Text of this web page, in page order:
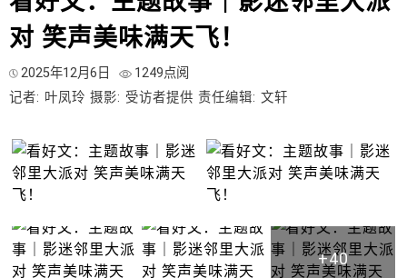
对 笑声美味满天飞！
2025年12月6日
1249点阅
记者: 叶凤玲 摄影: 受访者提供 责任编辑: 文轩
+40